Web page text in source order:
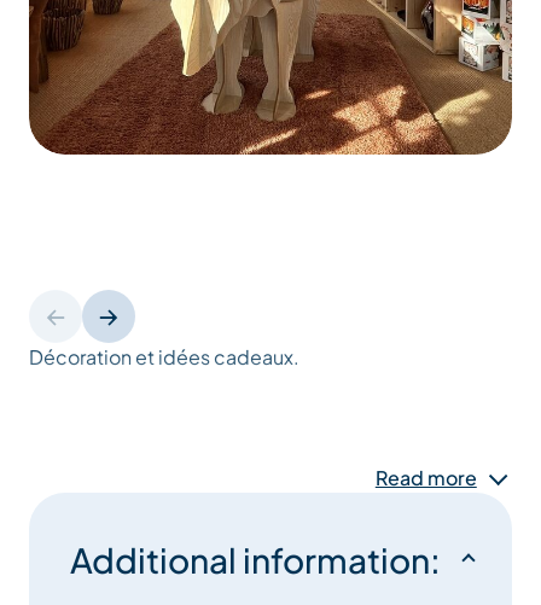
Décoration et idées cadeaux.
Read more
Additional information: